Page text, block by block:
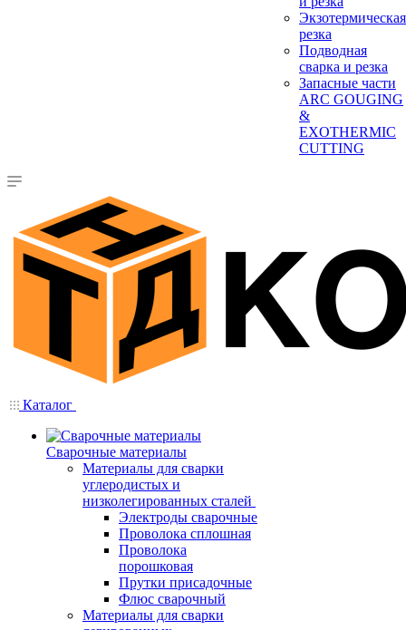
Экзотермическая
резка
Подводная
сварка и резка
Запасные части
ARC GOUGING
&
EXOTHERMIC
CUTTING
Каталог
Сварочные материалы
Материалы для сварки
углеродистых и
низколегированных сталей
Электроды сварочные
Проволока сплошная
Проволока
порошковая
Прутки присадочные
Флюс сварочный
Материалы для сварки